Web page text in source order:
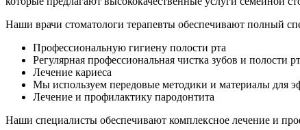
Наши врачи стоматологи терапевты обеспечивают полный
Профессиональную гигиену полости рта
Регулярная профессиональная чистка зубов и полости
Лечение кариеса
Мы используем передовые методики и материалы для
Лечение и профилактику пародонтита
Наши специалисты обеспечивают комплексное лечение и